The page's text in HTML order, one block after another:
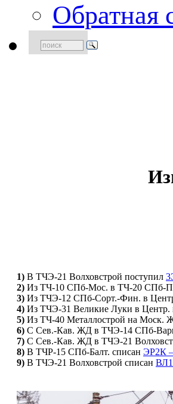
Обратная
1) В ТЧЭ-21 Волховстрой поступил
2) Из ТЧ-10 СПб-Мос. в ТЧ-20 СПб-
3) Из ТЧЭ-12 СПб-Сорт.-Фин. в
4) Из ТЧЭ-31 Великие Луки в
5) Из ТЧ-40 Металлострой на Моск.
6) C Сев.-Кав. ЖД в ТЧЭ-14 СПб-
7) C Сев.-Кав. ЖД в ТЧЭ-21
8) В ТЧР-15 СПб-Балт. списан ЭР2К
9) В ТЧЭ-21 Волховстрой списан